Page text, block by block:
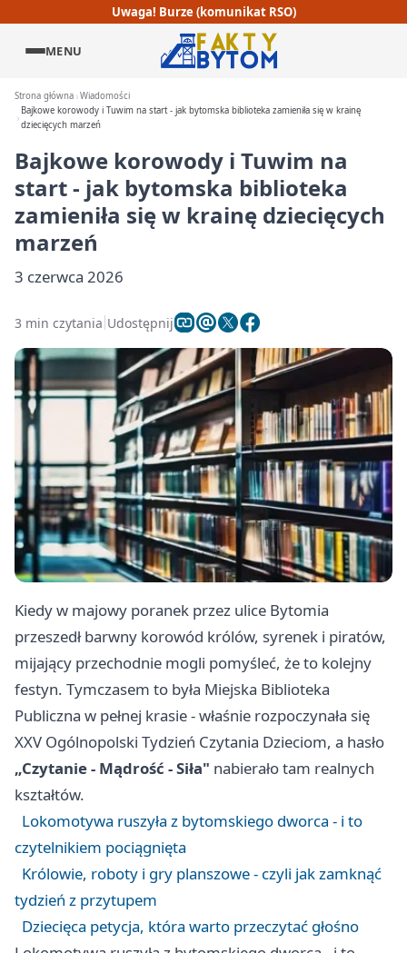
Uwaga! Burze (komunikat RSO)
MENU
Strona główna Wiadomości
Bajkowe korowody i Tuwim na start - jak bytomska biblioteka zamieniła się w krainę
dziecięcych marzeń
Bajkowe korowody i Tuwim na
start - jak bytomska biblioteka
zamieniła się w krainę dziecięcych
marzeń
3 czerwca 2026
3 min czytania Udostępnij
Kiedy w majowy poranek przez ulice Bytomia
przeszedł barwny korowód królów, syrenek i piratów,
mijający przechodnie mogli pomyśleć, że to kolejny
festyn. Tymczasem to była Miejska Biblioteka
Publiczna w pełnej krasie - właśnie rozpoczynała się
XXV Ogólnopolski Tydzień Czytania Dzieciom, a hasło
„Czytanie - Mądrość - Siła" nabierało tam realnych
kształtów.
Lokomotywa ruszyła z bytomskiego dworca - i to
czytelnikiem pociągnięta
Królowie, roboty i gry planszowe - czyli jak zamknąć
tydzień z przytupem
Dziecięca petycja, która warto przeczytać głośno